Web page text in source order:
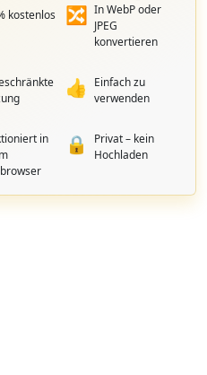
kostenlos 🔀 In WebP oder
JPEG
konvertieren
👍
Einfach zu
verwenden
in
🔒
Privat – kein
Hochladen